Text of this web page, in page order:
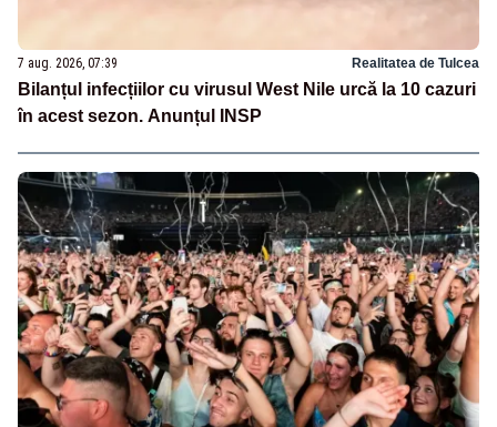
7 aug. 2026, 07:39 Realitatea de Tulcea
Bilanțul infecțiilor cu virusul West Nile urcă la 10 cazuri
în acest sezon. Anunțul INSP